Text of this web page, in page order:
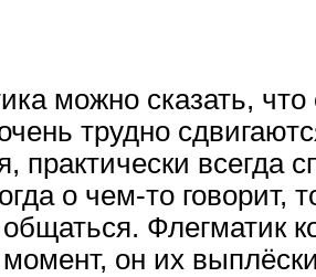
можно сказать,
трудно
практически всегда
о чем-то говорит,
Флегматик
он их